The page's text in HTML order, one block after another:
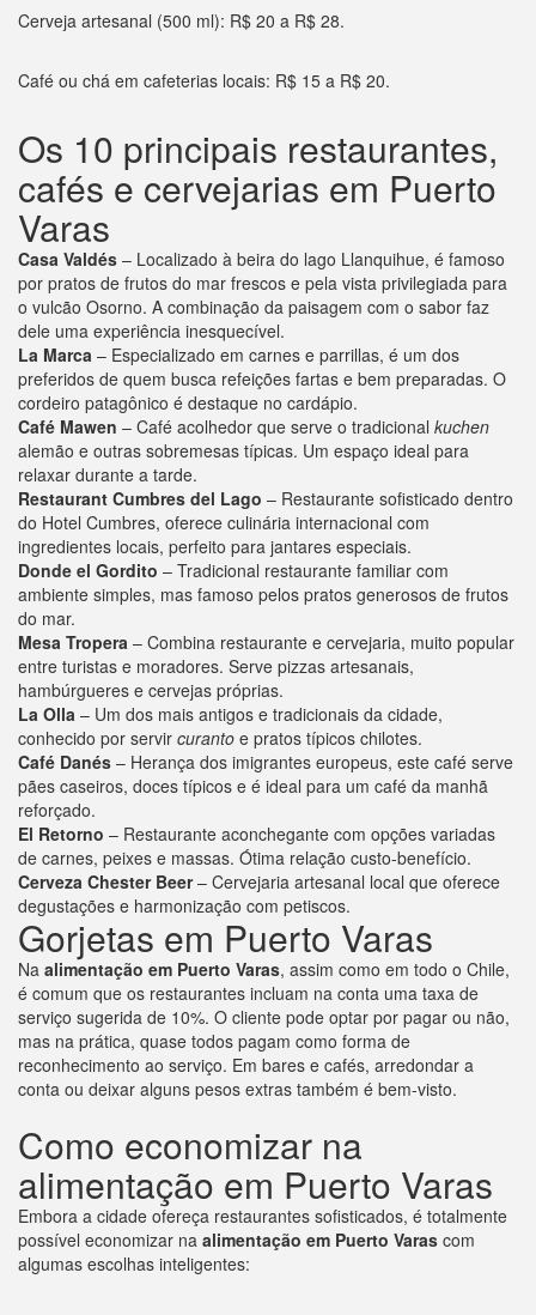
Cerveja artesanal (500 ml): R$ 20 a R$ 28.
Café ou chá em cafeterias locais: R$ 15 a R$ 20.
Os 10 principais restaurantes,
cafés e cervejarias em Puerto
Varas
Casa Valdés – Localizado à beira do lago Llanquihue, é famoso
por pratos de frutos do mar frescos e pela vista privilegiada para
o vulcão Osorno. A combinação da paisagem com o sabor faz
dele uma experiência inesquecível.
La Marca – Especializado em carnes e parrillas, é um dos
preferidos de quem busca refeições fartas e bem preparadas. O
cordeiro patagônico é destaque no cardápio.
Café Mawen – Café acolhedor que serve o tradicional kuchen
alemão e outras sobremesas típicas. Um espaço ideal para
relaxar durante a tarde.
Restaurant Cumbres del Lago – Restaurante sofisticado dentro
do Hotel Cumbres, oferece culinária internacional com
ingredientes locais, perfeito para jantares especiais.
Donde el Gordito – Tradicional restaurante familiar com
ambiente simples, mas famoso pelos pratos generosos de frutos
do mar.
Mesa Tropera – Combina restaurante e cervejaria, muito popular
entre turistas e moradores. Serve pizzas artesanais,
hambúrgueres e cervejas próprias.
La Olla – Um dos mais antigos e tradicionais da cidade,
conhecido por servir curanto e pratos típicos chilotes.
Café Danés – Herança dos imigrantes europeus, este café serve
pães caseiros, doces típicos e é ideal para um café da manhã
reforçado.
El Retorno – Restaurante aconchegante com opções variadas
de carnes, peixes e massas. Ótima relação custo-benefício.
Cerveza Chester Beer– Cervejaria artesanal local que oferece
degustações e harmonização com petiscos.
Gorjetas em Puerto Varas
Na alimentação em Puerto Varas, assim como em todo o Chile,
é comum que os restaurantes incluam na conta uma taxa de
serviço sugerida de 10%. O cliente pode optar por pagar ou não,
mas na prática, quase todos pagam como forma de
reconhecimento ao serviço. Em bares e cafés, arredondar a
conta ou deixar alguns pesos extras também é bem-visto.
Como economizar na
alimentação em Puerto Varas
Embora a cidade ofereça restaurantes sofisticados, é totalmente
possível economizar na alimentação em Puerto Varas com
algumas escolhas inteligentes: